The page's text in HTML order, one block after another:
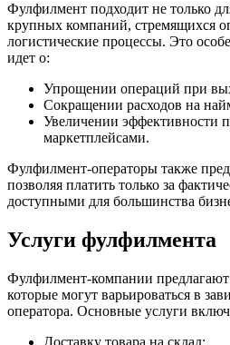
Фулфилмент подходит не только
крупных компаний, стремящихся
логистические процессы. Это
идет о:
Упрощении операций при
Сокращении расходов на
Увеличении эффективности
маркетплейсами.
Фулфилмент-операторы также
позволяя платить только за
доступными для большинства
Услуги фулфилмента
Фулфилмент-компании
которые могут варьироваться в
оператора. Основные услуги
Доставку товара на склад;